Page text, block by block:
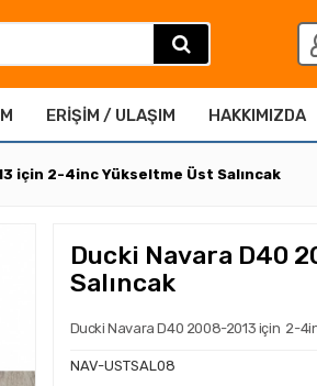
ERIŞIM / ULAŞIM HAKKIMIZDA
için 2-4inc Yükseltme Üst Salıncak
Ducki Navara D40
Salıncak
Ducki Navara D40 2008-2013 için 2-
NAV-USTSAL08